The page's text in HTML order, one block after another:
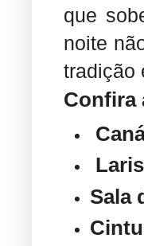
que
noite
tradição
Confira
Sala